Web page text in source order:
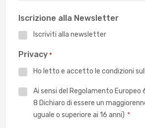
Iscrizione alla Newsletter
Iscriviti alla newsletter
Privacy *
Ho letto e accetto le condizioni
PrivacyAi sensi del Regolamento
8 Dichiaro di essere un
uguale o superiore ai 16 anni) *